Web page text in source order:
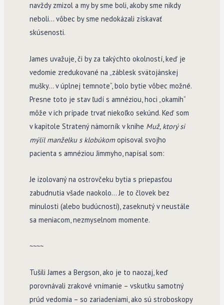
navždy zmizol a my by sme boli, akoby sme nikdy
neboli… vôbec by sme nedokázali získavať
skúsenosti.
James uvažuje, či by za takýchto okolností, keď je
vedomie zredukované na „záblesk svätojánskej
mušky… v úplnej temnote“, bolo bytie vôbec možné.
Presne toto je stav ľudí s amnéziou, hoci „okamih“
môže v ich prípade trvať niekoľko sekúnd. Keď som
v kapitole Stratený námorník v knihe Muž, ktorý si
mýlil manželku s klobúkomopisoval svojho
pacienta s amnéziou Jimmyho, napísal som:
Je izolovaný na ostrovčeku bytia s priepasťou
zabudnutia všade naokolo… Je to človek bez
minulosti (alebo budúcnosti), zaseknutý v neustále
sa meniacom, nezmyselnom momente.
~~~~
Tušili James a Bergson, ako je to naozaj, keď
porovnávali zrakové vnímanie – vskutku samotný
prúd vedomia – so zariadeniami, ako sú stroboskopy